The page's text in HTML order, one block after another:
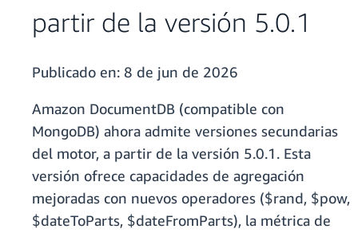
partir de la versión 5.0.1
Publicado en: 8 de jun de 2026
Amazon DocumentDB (compatible con
MongoDB) ahora admite versiones secundarias
del motor, a partir de la versión 5.0.1. Esta
versión ofrece capacidades de agregación
mejoradas con nuevos operadores ($rand, $pow,
$dateToParts, $dateFromParts), la métrica de